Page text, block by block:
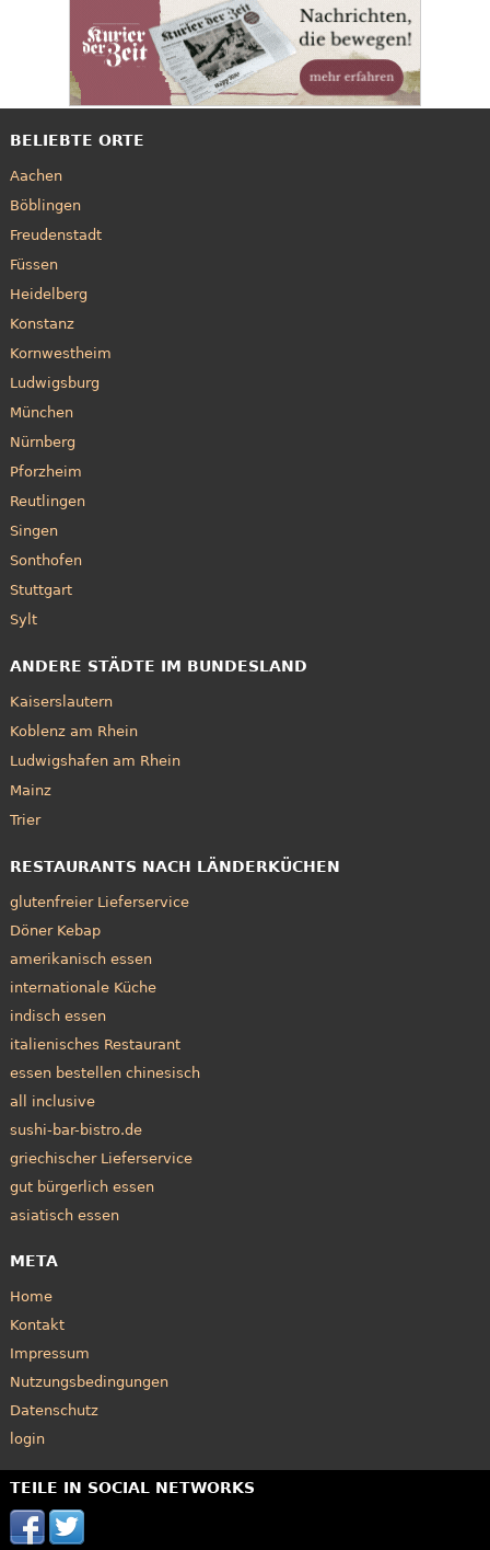
BELIEBTE ORTE
Aachen
Böblingen
Freudenstadt
Füssen
Heidelberg
Konstanz
Kornwestheim
Ludwigsburg
München
Nürnberg
Pforzheim
Reutlingen
Singen
Sonthofen
Stuttgart
Sylt
ANDERE STÄDTE IM BUNDESLAND
Kaiserslautern
Koblenz am Rhein
Ludwigshafen am Rhein
Mainz
Trier
RESTAURANTS NACH LÄNDERKÜCHEN
glutenfreier Lieferservice
Döner Kebap
amerikanisch essen
internationale Küche
indisch essen
italienisches Restaurant
essen bestellen chinesisch
all inclusive
sushi-bar-bistro.de
griechischer Lieferservice
gut bürgerlich essen
asiatisch essen
META
Home
Kontakt
Impressum
Nutzungsbedingungen
Datenschutz
login
TEILE IN SOCIAL NETWORKS